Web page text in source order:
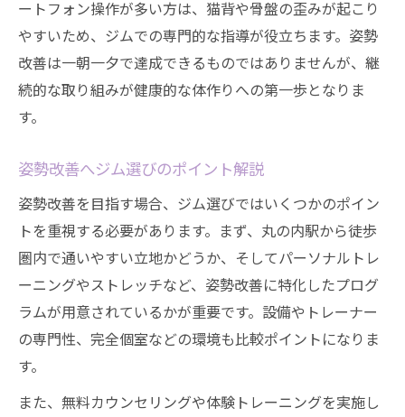
パーソナルプランでの姿勢矯正法を紹介
忙しい方にも最適なジムトレーニング術
ジムのストレッチ指導で姿勢を正しく保持
毎日を変える姿勢改善トレーニング法
ジムで学ぶストレッチ基礎と応用法
姿勢改善に役立つジムトレーニング解説
パーソナルジム活用で習慣化をサポート
丸の内駅周辺ジムで継続のモチベーション
パーソナルトレーニングで姿勢改革へ
個別指導で叶う理想の姿勢と健康管理
ートフォン操作が多い方は、猫背や骨盤の歪みが起こり
やすいため、ジムでの専門的な指導が役立ちます。姿勢
改善は一朝一夕で達成できるものではありませんが、継
続的な取り組みが健康的な体作りへの第一歩となりま
す。
姿勢改善へジム選びのポイント解説
姿勢改善を目指す場合、ジム選びではいくつかのポイン
トを重視する必要があります。まず、丸の内駅から徒歩
圏内で通いやすい立地かどうか、そしてパーソナルトレ
ーニングやストレッチなど、姿勢改善に特化したプログ
ラムが用意されているかが重要です。設備やトレーナー
の専門性、完全個室などの環境も比較ポイントになりま
す。
また、無料カウンセリングや体験トレーニングを実施し